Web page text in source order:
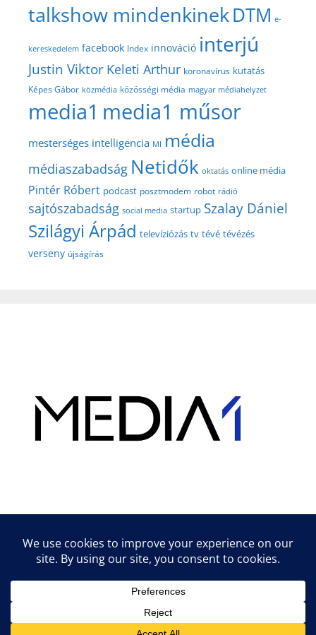
talkshow mindenkinekDTM e-
kereskedelem facebook Index innováció interjú
Justin Viktor Keleti Arthur koronavírus kutatás
Képes Gábor közmédia közösségi média magyar médiahelyzet
media1 media1 műsor
mesterséges intelligencia MI média
médiaszabadság Netidők oktatás online média
Pintér Róbert podcast posztmodem robot rádió
sajtószabadság social media startup Szalay Dániel
Szilágyi Árpád televíziózás tv tévé tévézés
verseny újságírás
Lifestyle tippek & trükkök
© 2026 vipcast.hu powered by Media1• Készült